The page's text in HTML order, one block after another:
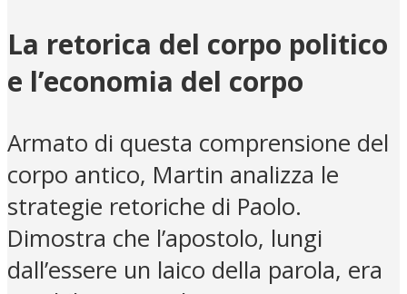
La retorica del corpo politico
e l’economia del corpo
Armato di questa comprensione del
corpo antico, Martin analizza le
strategie retoriche di Paolo.
Dimostra che l’apostolo, lungi
dall’essere un laico della parola, era